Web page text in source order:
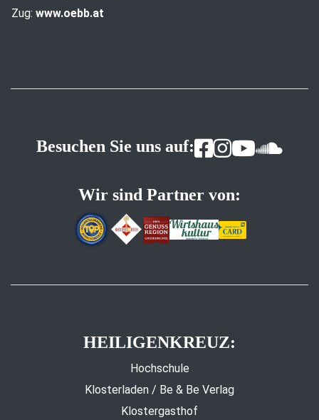
Zug: www.oebb.at
Besuchen Sie uns auf:
Wir sind Partner von:
HEILIGENKREUZ:
Hochschule
Klosterladen / Be & Be Verlag
Klostergasthof